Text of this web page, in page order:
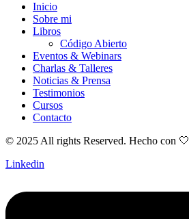
Inicio
Sobre mi
Libros
Código Abierto
Eventos & Webinars
Charlas & Talleres
Noticias & Prensa
Testimonios
Cursos
Contacto
© 2025 All rights Reserved. Hecho con 🤍
Linkedin